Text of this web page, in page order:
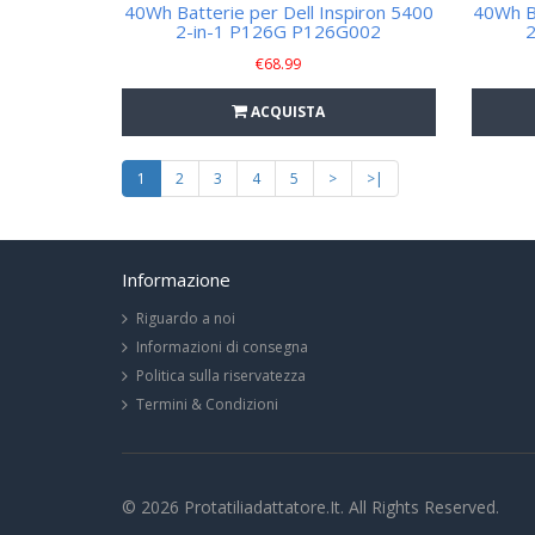
40Wh Batterie per Dell Inspiron 5400
2-in-1 P126G P126G002
€68.99
ACQUISTA
40Wh
1 2 3 4 5 > >|
Informazione
Riguardo a noi
Informazioni di consegna
Politica sulla riservatezza
Termini & Condizioni
© 2026 Protatiliadattatore.it. All Rights Reserved.